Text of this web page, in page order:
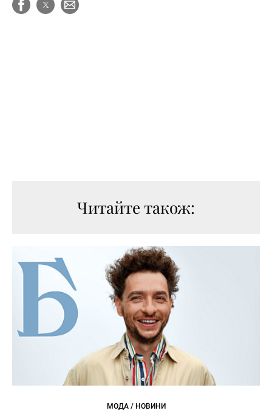
Читайте також:
МОДА / НОВИНИ